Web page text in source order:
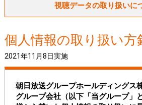
視聴データの取り扱いに
個人情報の取り扱い方
2021年11月8日実施
朝日放送グループホールディングス
グループ会社（以下「当グループ」